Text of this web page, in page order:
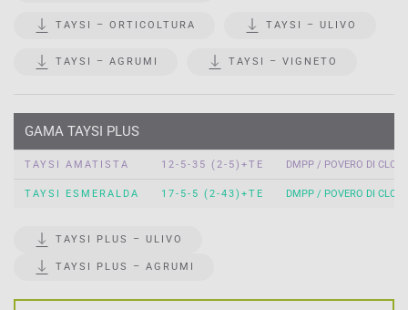
TAYSI – ORTICOLTURA TAYSI – ULIVO
TAYSI – AGRUMI TAYSI – VIGNETO
GAMA TAYSI PLUS
TAYSI AMATISTA 12-5-35 (2-5)+TE DMPP / POVERO DI
TAYSI ESMERALDA 17-5-5 (2-43)+TE DMPP / POVERO DI
TAYSI PLUS – ULIVO
TAYSI PLUS – AGRUMI